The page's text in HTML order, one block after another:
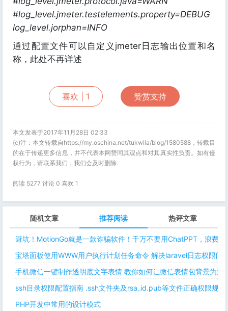
#log_level.jmeter.testelements.property=DEBUG
log_level.jorphan=INFO
通过配置文件可以自定义jmeter日志输出位置和名
称，此处不再详述
喜欢 | 1 赞赏支持
本文发表于2017年11月28日 02:33
(c)注：本文转载自https://my.oschina.net/tukwila/blog/1580588，转载目
的在于传递更多信息，并不代表本网赞同其观点和对其真实性负责。如有侵
权行为，请联系我们，我们会及时删除.
阅读 5277 讨论 0 喜欢 1
随机文章 推荐阅读 热评文章
避坑！MotionGo就是一款诈骗软件！千万不要用ChatPPT，浪费时
宝塔面板使用WWW用户执行计划任务命令 解决laravel日志权限问
手机微信一键制作透明底文字表情 教你如何让微信表情包背景为
ssh目录权限配置指南 .ssh文件夹及rsa_id.pub等文件正确权限规则
PHP开发中常用的设计模式